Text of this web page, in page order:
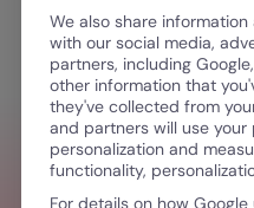
Consejos
¿Qué significa
March 16, 2023·6
We also share
with our social media,
partners, including
other information that
they've collected from
and partners will use
personalization and
functionality,
For details on how